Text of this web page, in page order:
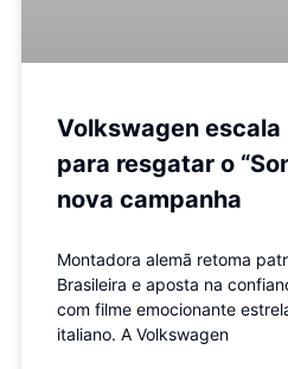
Volkswagen
para resgatar o
nova campanha
Montadora alemã retoma
Brasileira e aposta na
com filme emocionante
italiano. A Volkswagen